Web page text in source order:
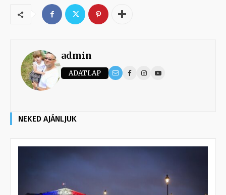
admin
ADATLAP
NEKED AJÁNLJUK